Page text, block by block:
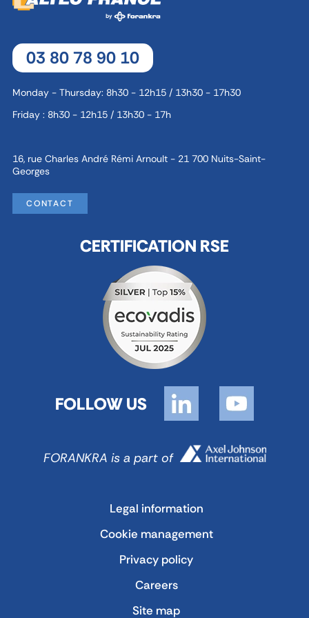
03 80 78 90 10
Monday - Thursday: 8h30 - 12h15 / 13h30 - 17h30
Friday : 8h30 - 12h15 / 13h30 - 17h
16, rue Charles André Rémi Arnoult - 21 700 Nuits-Saint-
Georges
CONTACT
CERTIFICATION RSE
FOLLOW US
FORANKRA is a part of
Legal information
Cookie management
Privacy policy
Careers
Site map